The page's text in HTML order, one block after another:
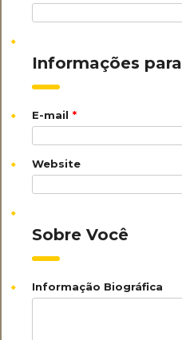
Informações
E-mail *
Website
Sobre Você
Informação Biográfica